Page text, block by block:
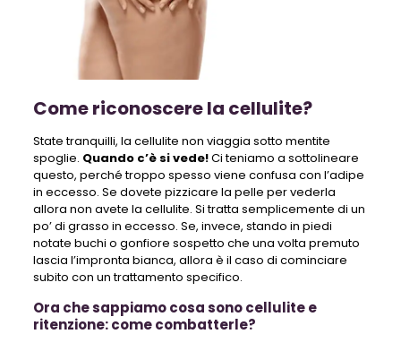
Come riconoscere la cellulite?
State tranquilli, la cellulite non viaggia sotto mentite
spoglie. Quando c’è si vede!Ci teniamo a sottolineare
questo, perché troppo spesso viene confusa con l’adipe
in eccesso. Se dovete pizzicare la pelle per vederla
allora non avete la cellulite. Si tratta semplicemente di un
po’ di grasso in eccesso. Se, invece, stando in piedi
notate buchi o gonfiore sospetto che una volta premuto
lascia l’impronta bianca, allora è il caso di cominciare
subito con un trattamento specifico.
Ora che sappiamo cosa sono cellulite e
ritenzione: come combatterle?